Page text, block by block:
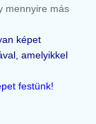
mennyire más
képet
amelyikkel
festünk!